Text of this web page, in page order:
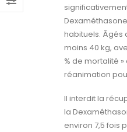
habituels. Âgés
moins 40 kg,
% de mortalité
réanimation
Il interdit la
la
environ 7,5 fois